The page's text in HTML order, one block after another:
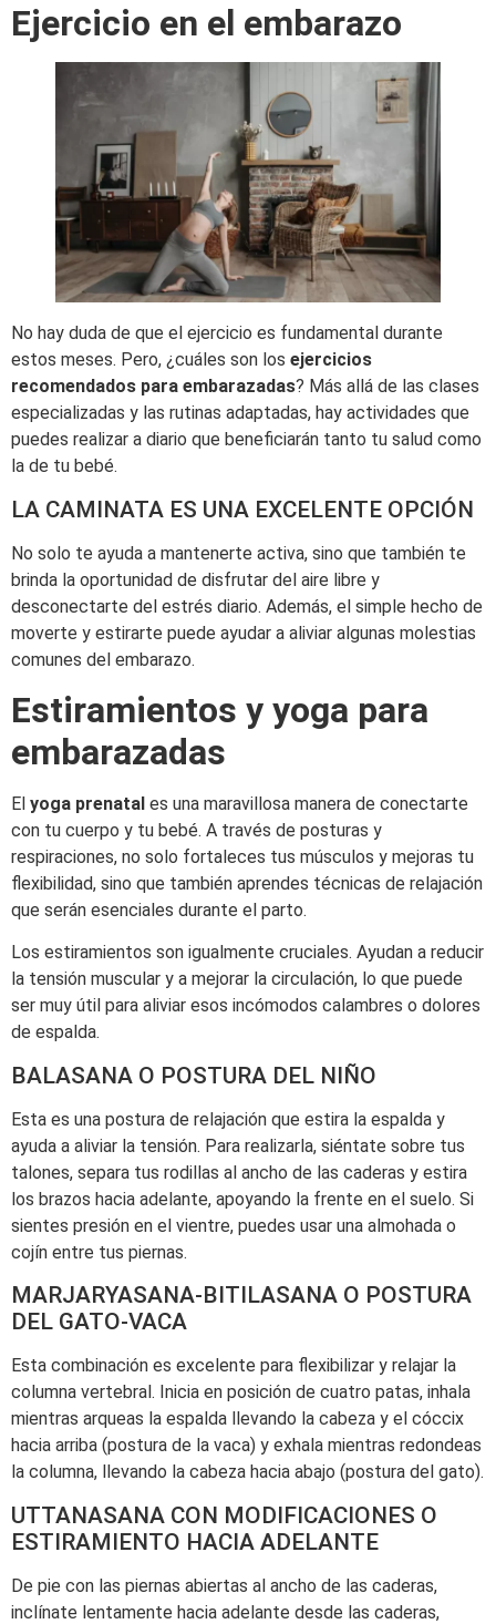
Ejercicio en el embarazo
No hay duda de que el ejercicio es fundamental durante
estos meses. Pero, ¿cuáles son los ejercicios
recomendados para embarazadas? Más allá de las clases
especializadas y las rutinas adaptadas, hay actividades que
puedes realizar a diario que beneficiarán tanto tu salud como
la de tu bebé.
LA CAMINATA ES UNA EXCELENTE OPCIÓN
No solo te ayuda a mantenerte activa, sino que también te
brinda la oportunidad de disfrutar del aire libre y
desconectarte del estrés diario. Además, el simple hecho de
moverte y estirarte puede ayudar a aliviar algunas molestias
comunes del embarazo.
Estiramientos y yoga para
embarazadas
El yoga prenatal es una maravillosa manera de conectarte
con tu cuerpo y tu bebé. A través de posturas y
respiraciones, no solo fortaleces tus músculos y mejoras tu
flexibilidad, sino que también aprendes técnicas de relajación
que serán esenciales durante el parto.
Los estiramientos son igualmente cruciales. Ayudan a reducir
la tensión muscular y a mejorar la circulación, lo que puede
ser muy útil para aliviar esos incómodos calambres o dolores
de espalda.
BALASANA O POSTURA DEL NIÑO
Esta es una postura de relajación que estira la espalda y
ayuda a aliviar la tensión. Para realizarla, siéntate sobre tus
talones, separa tus rodillas al ancho de las caderas y estira
los brazos hacia adelante, apoyando la frente en el suelo. Si
sientes presión en el vientre, puedes usar una almohada o
cojín entre tus piernas.
MARJARYASANA-BITILASANA O POSTURA
DEL GATO-VACA
Esta combinación es excelente para flexibilizar y relajar la
columna vertebral. Inicia en posición de cuatro patas, inhala
mientras arqueas la espalda llevando la cabeza y el cóccix
hacia arriba (postura de la vaca) y exhala mientras redondeas
la columna, llevando la cabeza hacia abajo (postura del gato).
UTTANASANA CON MODIFICACIONES O
ESTIRAMIENTO HACIA ADELANTE
De pie con las piernas abiertas al ancho de las caderas,
inclínate lentamente hacia adelante desde las caderas,